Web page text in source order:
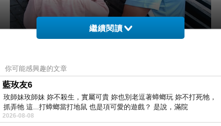
繼續閱讀
你可能感興趣的文章
藍玫友6
玫師妹玫師妹 妳不殺生，實屬可貴 妳也別老逗著蟑螂玩 妳不打死牠，
抓弄牠 這...打蟑螂當打地鼠 也是項可愛的遊戲？ 是說，滿院
2026-08-08